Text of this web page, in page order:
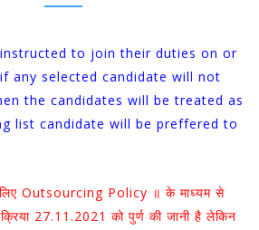
to join their duties on or
any selected candidate will not
the candidates will be treated as
list candidate will be preffered to
Outsourcing Policy ॥ के माध्यम से
27.11.2021 को पुर्ण की जानी है लेकिन